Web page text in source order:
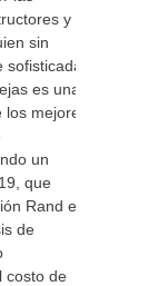
y el
sin
es una
mejores
un
que
Rand es
de
costo de